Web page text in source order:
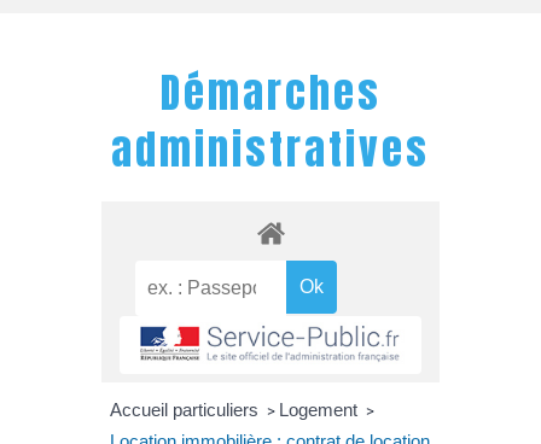
Démarches
administratives
Accueil particuliers > Logement >